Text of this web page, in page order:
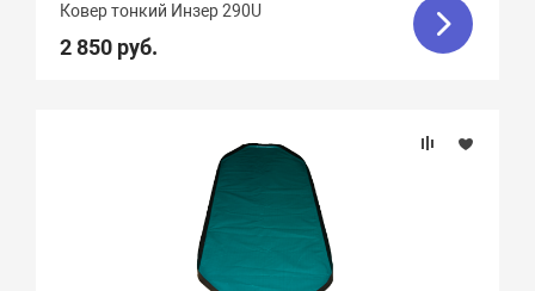
Ковер тонкий Инзер 290U
2 850 руб.